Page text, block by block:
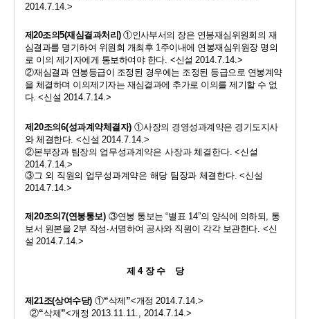
2014.7.14.>
제20조의5(재심결과처리) ①인사부서의 장은 연봉재심위원회의 재
심결과를 명기하여 위원회 개최후 1 주이내에 연봉재심위원장 명의
로 이의 제기자에게 통보하여야 한다. <신설 2014.7.14.>
②재심결과 연봉등급이 조정된 경우에는 조정된 등급으로 연봉계약
을 체결하며 이의제기자는 재심결과에 추가로 이의를 제기할 수 없
다. <신설 2014.7.14.>
제20조의6(성과계약체결자) ①사장의 경영성과계약은 경기도지사
와 체결한다. <신설 2014.7.14.>
②본부장과 팀장의 업무성과계약은 사장과 체결한다. <
2014.7.14.>
③그 외 직원의 업무성과계약은 해당 팀장과 체결한다. <
2014.7.14.>
제20조의7(연봉통보) ③연봉 통보는 “별표 14”의 양식에 의하되
통
보서 원본을 2부 작성 ·서명하여 공사와 직원이 각각 보관한다. <신
설 2014.7.14.>
제 4 장 수    당
제21조(상여수당) ①“삭제 ”<개정 2014.7.14.>
②“삭제”<개정 2013.11.11., 2014.7.14.>